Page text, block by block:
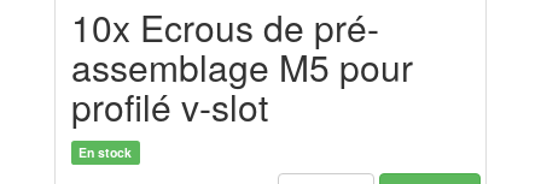
10x Ecrous de pré-
assemblage M5 pour
profilé v-slot
En stock